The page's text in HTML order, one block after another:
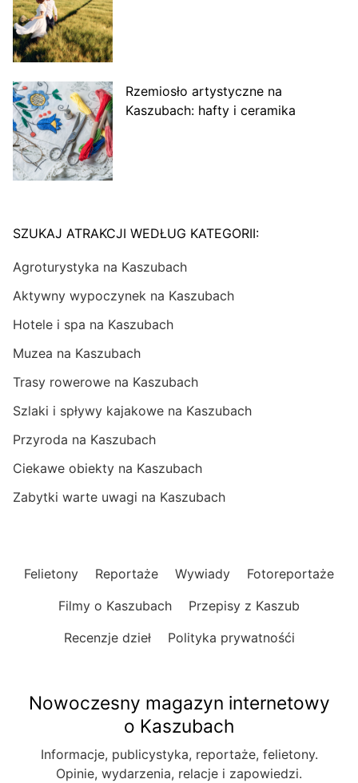
Rzemiosło artystyczne na
Kaszubach: hafty i ceramika
SZUKAJ ATRAKCJI WEDŁUG KATEGORII:
Agroturystyka na Kaszubach
Aktywny wypoczynek na Kaszubach
Hotele i spa na Kaszubach
Muzea na Kaszubach
Trasy rowerowe na Kaszubach
Szlaki i spływy kajakowe na Kaszubach
Przyroda na Kaszubach
Ciekawe obiekty na Kaszubach
Zabytki warte uwagi na Kaszubach
Felietony Reportaże Wywiady
Fotoreportaże
Filmy o Kaszubach
Przepisy z Kaszub
Recenzje dzieł
Polityka prywatnośći
Nowoczesny magazyn internetowy
o Kaszubach
Informacje, publicystyka, reportaże, felietony.
Opinie, wydarzenia, relacje i zapowiedzi.